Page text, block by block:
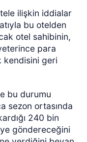
ilişkin iddialar
bu otelden
otel sahibinin,
para
kendisini geri
bu durumu
sezon ortasında
240 bin
göndereceğini